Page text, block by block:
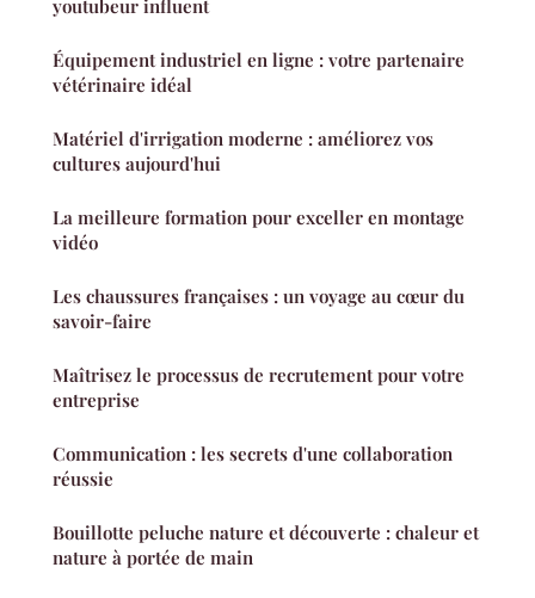
youtubeur influent
Équipement industriel en ligne : votre partenaire
vétérinaire idéal
Matériel d'irrigation moderne : améliorez vos
cultures aujourd'hui
La meilleure formation pour exceller en montage
vidéo
Les chaussures françaises : un voyage au cœur du
savoir-faire
Maîtrisez le processus de recrutement pour votre
entreprise
Communication : les secrets d'une collaboration
réussie
Bouillotte peluche nature et découverte : chaleur et
nature à portée de main